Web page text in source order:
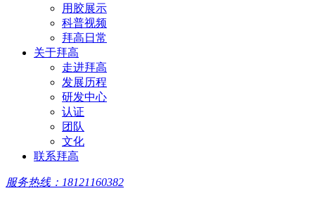
用胶展示
科普视频
拜高日常
关于拜高
走进拜高
发展历程
研发中心
认证
团队
文化
联系拜高
服务热线：18121160382